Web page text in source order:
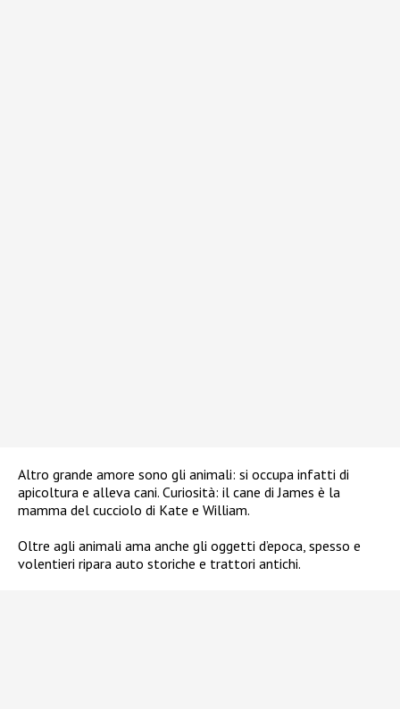
Altro grande amore sono gli animali: si occupa infatti di
apicoltura e alleva cani. Curiosità: il cane di James è la
mamma del cucciolo di Kate e William.
Oltre agli animali ama anche gli oggetti d’epoca, spesso e
volentieri ripara auto storiche e trattori antichi.